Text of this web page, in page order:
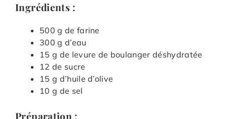
Ingrédients :
500 g de farine
300 g d’eau
15 g de levure de boulanger déshydratée
12 de sucre
15 g d’huile d’olive
10 g de sel
Préparation :